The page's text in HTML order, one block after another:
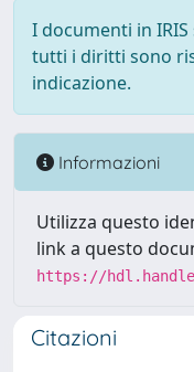
I documenti in
tutti i diritti sono
indicazione.
Informazioni
Utilizza questo
link a questo
https://
Citazioni